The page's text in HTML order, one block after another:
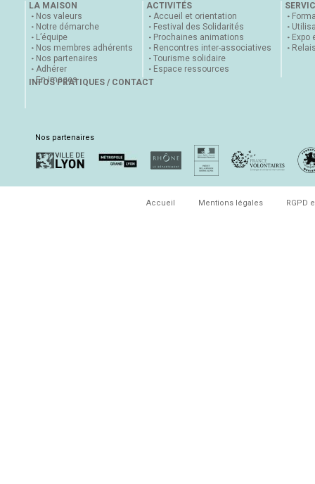
LA MAISON
Nos valeurs
Notre démarche
L’équipe
Nos membres adhérents
Nos partenaires
Adhérer
En images
ACTIVITÉS
Accueil et orientation
Festival des Solidarités
Prochaines animations
Rencontres inter-associatives
Tourisme solidaire
Espace ressources
Expo
INFOS PRATIQUES / CONTACT
Nos partenaires
Accueil Mentions légales RGPD